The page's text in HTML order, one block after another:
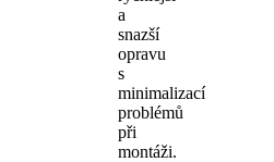
a
snazší
opravu
s
minimalizací
problémů
při
montáži.